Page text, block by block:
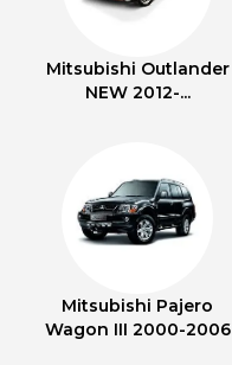
Mitsubishi Outlander
NEW 2012-...
Mitsubishi Pajero
Wagon III 2000-2006